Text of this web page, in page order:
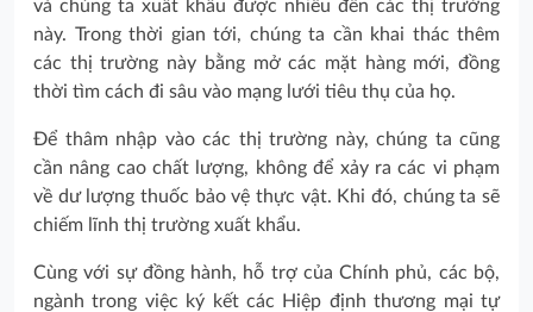
và chúng ta xuất khẩu được nhiều đến các thị trường
này. Trong thời gian tới, chúng ta cần khai thác thêm
các thị trường này bằng mở các mặt hàng mới, đồng
thời tìm cách đi sâu vào mạng lưới tiêu thụ của họ.
Để thâm nhập vào các thị trường này, chúng ta cũng
cần nâng cao chất lượng, không để xảy ra các vi phạm
về dư lượng thuốc bảo vệ thực vật. Khi đó, chúng ta sẽ
chiếm lĩnh thị trường xuất khẩu.
Cùng với sự đồng hành, hỗ trợ của Chính phủ, các bộ,
ngành trong việc ký kết các Hiệp định thương mại tự